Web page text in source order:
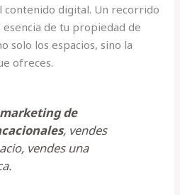
contenido digital. Un recorrido
de tu propiedad de
solo los espacios, sino la
ofreces.
marketing de
, vendes
vendes una